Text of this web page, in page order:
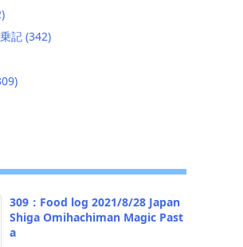
記 (342)
309：Food log 2021/8/28 Japan
Shiga Omihachiman Magic Past
a